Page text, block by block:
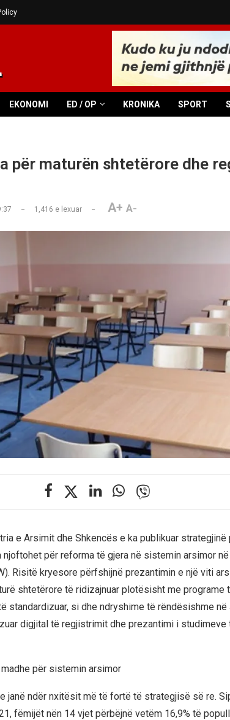
EKONOMI ED / OP KRONIKA SPORT
për maturën shtetërore dhe
1,416 e lexuar A+ A-
e Arsimit dhe Shkencës e ka publikuar
njoftohet për reforma të gjera në sistemin arsimor
Risitë kryesore përfshijnë prezantimin e një viti
shtetërore të ridizajnuar plotësisht me programe
standardizuar, si dhe ndryshime të rëndësishme në
digjital të regjistrimit dhe prezantimi i studimeve
për sistemin arsimor
janë ndër nxitësit më të fortë të strategjisë së re.
fëmijët nën 14 vjet përbëjnë vetëm 16,9% të